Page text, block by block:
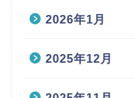
2026年1月
2025年12月